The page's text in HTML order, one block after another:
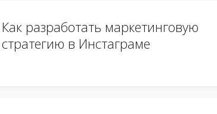
Как разработать маркетинговую
стратегию в Инстаграме